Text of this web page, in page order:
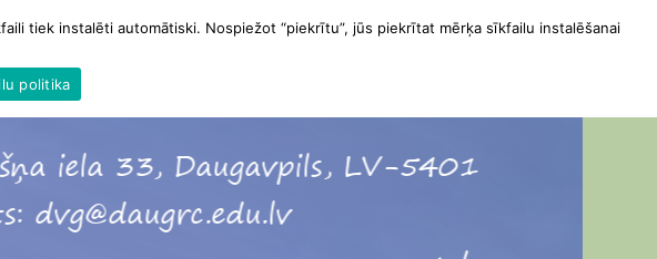
tiek instalēti automātiski. Nospiežot “piekrītu”, jūs piekrītat mērķa sīkfailu instalēšanai
politika